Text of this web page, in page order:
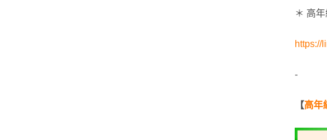
＊ 高
https://
-
【高年